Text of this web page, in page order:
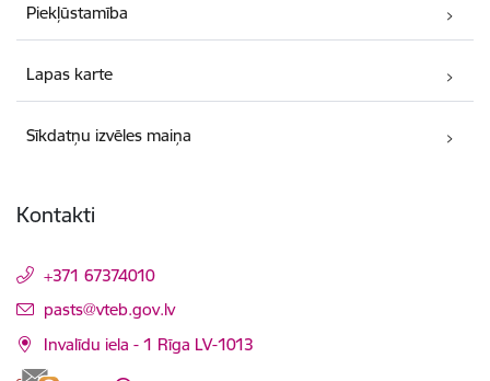
Piekļūstamība
Lapas karte
Sīkdatņu izvēles maiņa
Kontakti
+371 67374010
E-pasts:
pasts@vteb.gov.lv
Invalīdu iela - 1 Rīga LV-1013